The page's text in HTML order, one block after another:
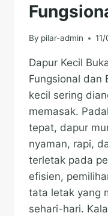
By pilar-admin
Dapur Kecil
Fungsional dan
kecil sering
memasak.
tepat, dapur
nyaman, rapi,
terletak pada
efisien,
tata letak yang
sehari-hari.